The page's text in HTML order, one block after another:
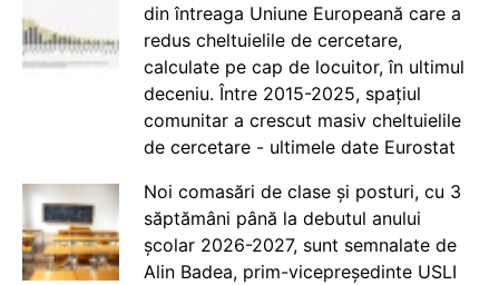
din întreaga Uniune Europeană care a
redus cheltuielile de cercetare,
calculate pe cap de locuitor, în ultimul
deceniu. Între 2015-2025, spațiul
comunitar a crescut masiv cheltuielile
de cercetare - ultimele date Eurostat
Noi comasări de clase și posturi, cu 3
săptămâni până la debutul anului
școlar 2026-2027, sunt semnalate de
Alin Badea, prim-vicepreședinte USLI